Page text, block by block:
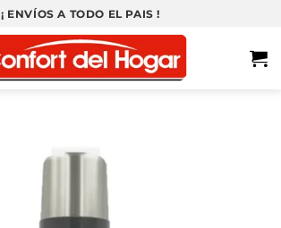
¡ ENVÍOS A TODO EL PAIS !